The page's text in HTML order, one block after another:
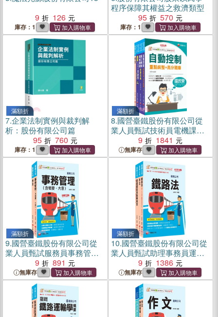
9
126
庫存：1
程序保障其權益之救濟類型
95
570
庫存：1
滿額折
7.企業法制實例與裁判解
析：股份有限公司篇
95
760
庫存：1
滿額折
8.國營臺鐵股份有限公司從
業人員甄試技術員電機課文
版套書（共四冊）
9 1841
無庫存
滿額折
9.國營臺鐵股份有限公司從
業人員甄試服務員事務管理
課文版套書（共二冊）
9 891
無庫存
滿額折
10.國營臺鐵股份有限公司從
業人員甄試助理事務員運務
課文版套書（共三冊）
9 1386
無庫存